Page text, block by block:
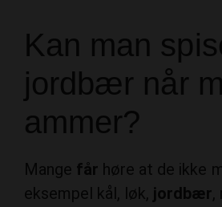
Kan man
jordbær når
ammer?
Mange får høre at de ikke
eksempel kål, løk, jordbær,